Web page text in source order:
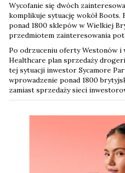
Wycofanie się dwóch
komplikuje sytuację wokół Boots.
ponad 1800 sklepów w Wielkiej
przedmiotem zainteresowania
Po odrzuceniu oferty Westonów i
Healthcare plan sprzedaży
tej sytuacji inwestor Sycamore
wprowadzenie ponad 1800
zamiast sprzedaży sieci